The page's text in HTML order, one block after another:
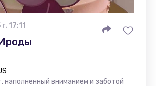
17:11
наполненный вниманием и заботой